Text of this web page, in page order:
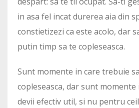
in asa fel incat durerea aia din
constietizezi ca este acolo, dar
putin timp sa te copleseasca.
Sunt momente in care trebuie
copleseasca, dar sunt
devii efectiv util, si nu pentru